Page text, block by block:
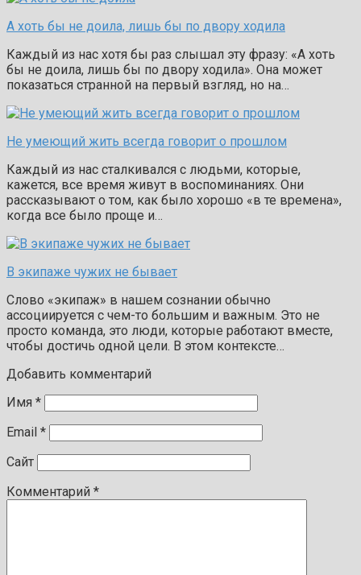
А хоть бы не доила, лишь бы по двору ходила
Каждый из нас хотя бы раз слышал эту фразу: «А хоть
бы не доила, лишь бы по двору ходила». Она может
показаться странной на первый взгляд, но на…
Не умеющий жить всегда говорит о прошлом
Каждый из нас сталкивался с людьми, которые,
кажется, все время живут в воспоминаниях. Они
рассказывают о том, как было хорошо «в те времена»,
когда все было проще и…
В экипаже чужих не бывает
Слово «экипаж» в нашем сознании обычно
ассоциируется с чем-то большим и важным. Это не
просто команда, это люди, которые работают вместе,
чтобы достичь одной цели. В этом контексте…
Добавить комментарий
Имя *
Email *
Сайт
Комментарий *